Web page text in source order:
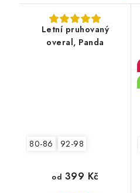
Letní pruhovaný
overal, Panda
80-86 92-98
od 399 Kč